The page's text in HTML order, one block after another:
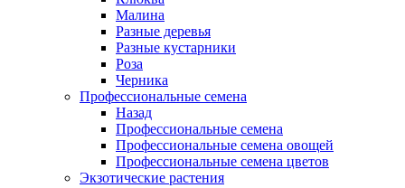
Малина
Разные деревья
Разные кустарники
Роза
Черника
Профессиональные семена
Назад
Профессиональные семена
Профессиональные семена овощей
Профессиональные семена цветов
Экзотические растения